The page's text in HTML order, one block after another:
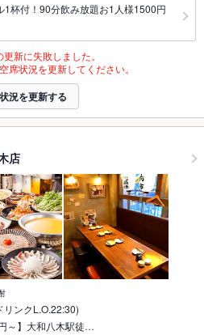
杯付！90分飲み放題お1人様1500円
新に失敗しました。
席状況を更新してください。
況を更新する
店
ンクL.O.22:30)
～】大和八木駅徒…